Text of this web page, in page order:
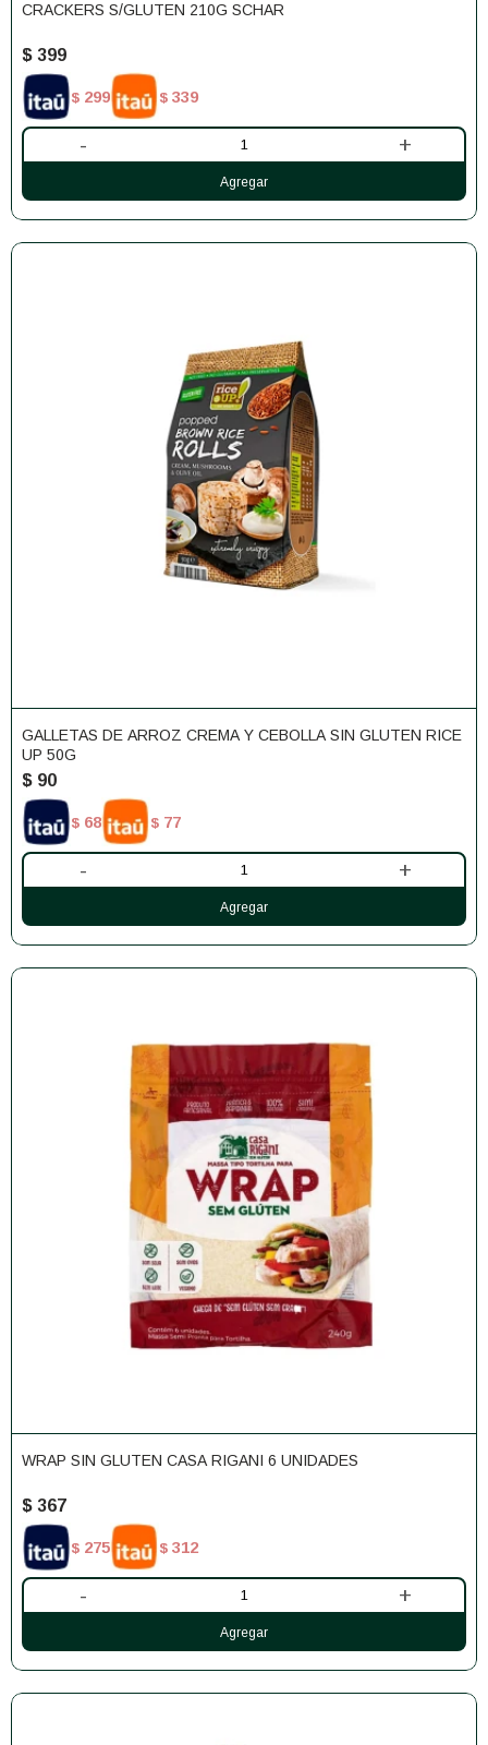
CRACKERS S/GLUTEN 210G SCHAR
$ 399
$ 299 $ 339
- +
GALLETAS DE ARROZ CREMA Y CEBOLLA SIN GLUTEN RICE
UP 50G
$ 90
$ 68 $ 77
- +
WRAP SIN GLUTEN CASA RIGANI 6 UNIDADES
$ 367
$ 275 $ 312
- +